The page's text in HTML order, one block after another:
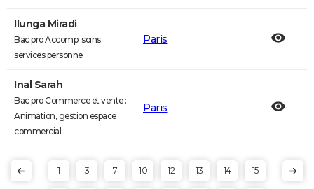
Ilunga Miradi
Bac pro Accomp. soins
services personne
Paris
Inal Sarah
Bac pro Commerce et vente :
Animation, gestion espace
commercial
Paris
1 3 7 10 12 13 14 15